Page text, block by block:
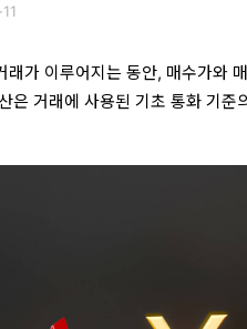
래가 이루어지는 동안, 매수가와
은 거래에 사용된 기초 통화 기준